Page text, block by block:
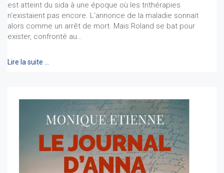
est atteint du sida à une époque où les trithérapies
n'existaient pas encore. L'annonce de la maladie sonnait
alors comme un arrêt de mort. Mais Roland se bat pour
exister, confronté au…
Lire la suite …